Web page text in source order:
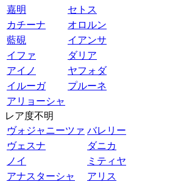
嘉明
セトス
カチーナ
オロルン
藍硯
イアンサ
イファ
ダリア
アイノ
ヤフォダ
イルーガ
プルーネ
アリョーシャ
レア度不明
ヴォジャニーツァ バレリー
ヴェスナ
ダニカ
ノイ
ミティヤ
アナスターシャ
アリス